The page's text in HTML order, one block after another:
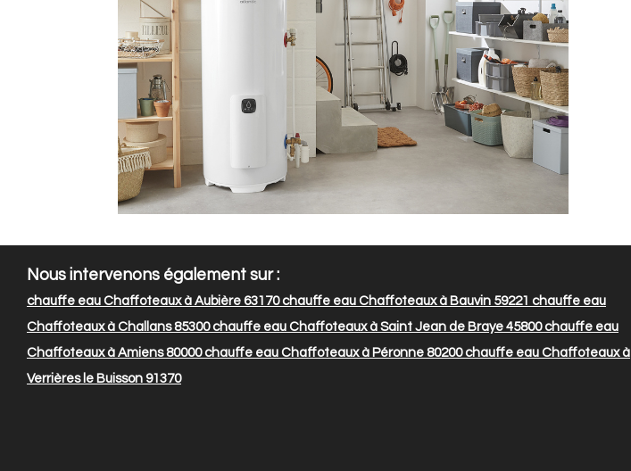
Nous intervenons également sur :
chauffe eau Chaffoteaux à Aubière 63170chauffe eau Chaffoteaux à Bauvin 59221 chauffe eau
Chaffoteaux à Challans 85300chauffe eau Chaffoteaux à Saint Jean de Braye 45800chauffe eau
Chaffoteaux à Amiens 80000chauffe eau Chaffoteaux à Péronne 80200chauffe eau Chaffoteaux à
Verrières le Buisson 91370